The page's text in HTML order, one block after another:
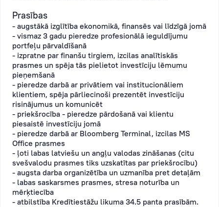
Prasības
- augstākā izglītība ekonomikā, finansēs vai līdzīgā jomā
- vismaz 3 gadu pieredze profesionālā ieguldījumu
portfeļu pārvaldīšanā
- izpratne par finanšu tirgiem, izcilas analītiskās
prasmes un spēja tās pielietot investīciju lēmumu
pieņemšanā
- pieredze darbā ar privātiem vai institucionāliem
klientiem, spēja pārliecinoši prezentēt investīciju
risinājumus un komunicēt
- priekšrocība - pieredze pārdošanā vai klientu
piesaistē investīciju jomā
- pieredze darbā ar Bloomberg Terminal, izcilas MS
Office prasmes
- ļoti labas latviešu un angļu valodas zināšanas (citu
svešvalodu prasmes tiks uzskatītas par priekšrocību)
- augsta darba organizētība un uzmanība pret detaļām
- labas saskarsmes prasmes, stresa noturība un
mērķtiecība
- atbilstība Kredītiestāžu likuma 34.5 panta prasībām.